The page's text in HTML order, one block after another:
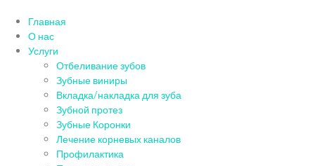
Главная
О нас
Услуги
Отбеливание зубов
Зубные виниры
Вкладка/накладка для зуба
Зубной протез
Зубные Коронки
Лечение корневых каналов
Профилактика